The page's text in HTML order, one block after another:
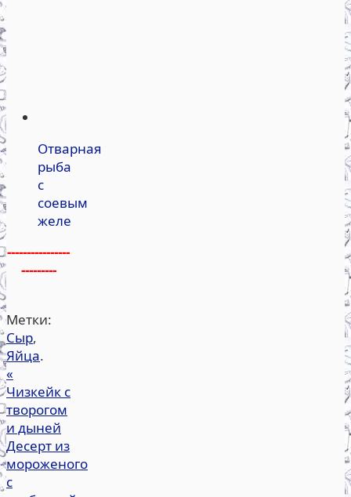
Отварная
рыба
с
соевым
желе
----------------
---------
Метки:
Сыр,
Яйца.
«
Чизкейк с
творогом
и дыней
Десерт из
мороженого
с